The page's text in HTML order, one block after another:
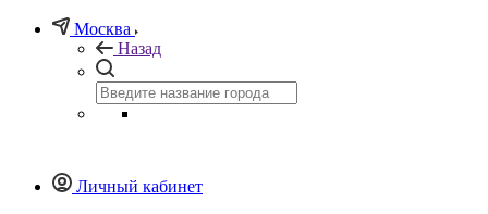
Москва
Назад
Личный кабинет